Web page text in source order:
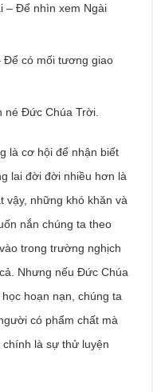
– Để nhìn xem Ngài
Để có mối tương giao
né Đức Chúa Trời.
là cơ hội để nhận biết
lai đời đời nhiều hơn là
vậy, những khó khăn và
nắn chúng ta theo
trong trường nghịch
Nhưng nếu Đức Chúa
hoạn nạn, chúng ta
có phẩm chất mà
chính là sự thử luyện